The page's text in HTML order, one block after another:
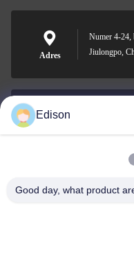
Adres
Numer 4-24,
Jiulongpo,
Wiadomość
Edison
Good day, what product